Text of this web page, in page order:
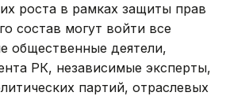
роста в рамках защиты прав
состав могут войти все
общественные деятели,
РК, независимые эксперты,
партий, отраслевых